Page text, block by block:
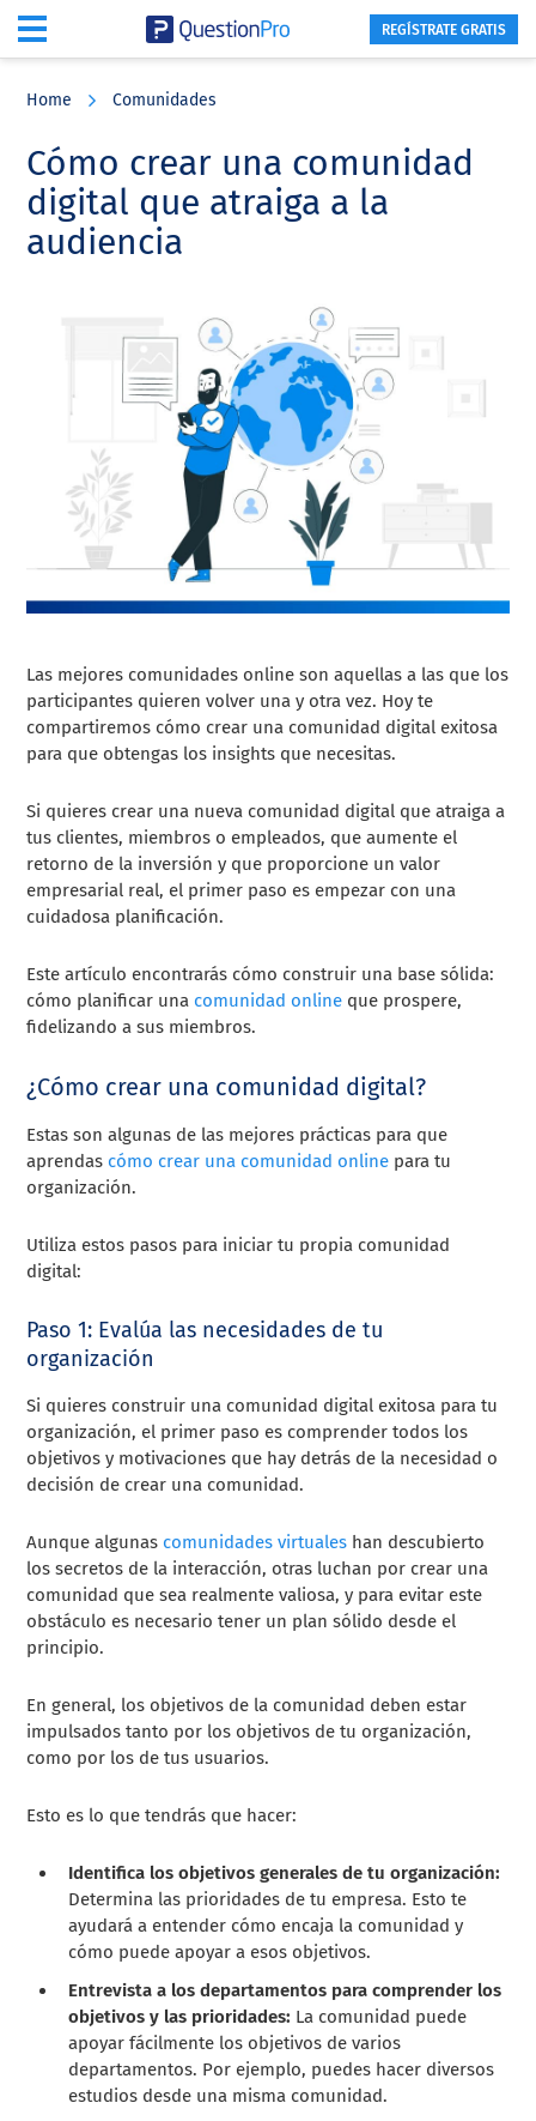
content
sidebar
REGÍSTRATE GRATIS
Home Comunidades
Cómo crear una comunidad
digital que atraiga a la
audiencia
Las mejores comunidades online son aquellas a las que los
participantes quieren volver una y otra vez. Hoy te
compartiremos cómo crear una comunidad digital exitosa
para que obtengas los insights que necesitas.
Si quieres crear una nueva comunidad digital que atraiga a
tus clientes, miembros o empleados, que aumente el
retorno de la inversión y que proporcione un valor
empresarial real, el primer paso es empezar con una
cuidadosa planificación.
Este artículo encontrarás cómo construir una base sólida:
cómo planificar una comunidad online que prospere,
fidelizando a sus miembros.
¿Cómo crear una comunidad digital?
Estas son algunas de las mejores prácticas para que
aprendas cómo crear una comunidad online para tu
organización.
Utiliza estos pasos para iniciar tu propia comunidad
digital:
Paso 1: Evalúa las necesidades de tu
organización
Si quieres construir una comunidad digital exitosa para tu
organización, el primer paso es comprender todos los
objetivos y motivaciones que hay detrás de la necesidad o
decisión de crear una comunidad.
Aunque algunas comunidades virtuales han descubierto
los secretos de la interacción, otras luchan por crear una
comunidad que sea realmente valiosa, y para evitar este
obstáculo es necesario tener un plan sólido desde el
principio.
En general, los objetivos de la comunidad deben estar
impulsados tanto por los objetivos de tu organización,
como por los de tus usuarios.
Esto es lo que tendrás que hacer:
Identifica los objetivos generales de tu organización:
Determina las prioridades de tu empresa. Esto te
ayudará a entender cómo encaja la comunidad y
cómo puede apoyar a esos objetivos.
Entrevista a los departamentos para comprender los
objetivos y las prioridades: La comunidad puede
apoyar fácilmente los objetivos de varios
departamentos. Por ejemplo, puedes hacer diversos
estudios desde una misma comunidad.